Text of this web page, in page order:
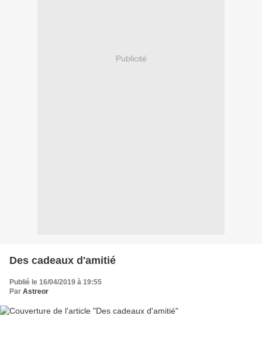
Publicité
Des cadeaux d'amitié
Publié le 16/04/2019 à 19:55
Par Astreor